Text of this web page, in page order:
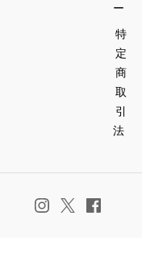
ー
特
定
商
取
引
法